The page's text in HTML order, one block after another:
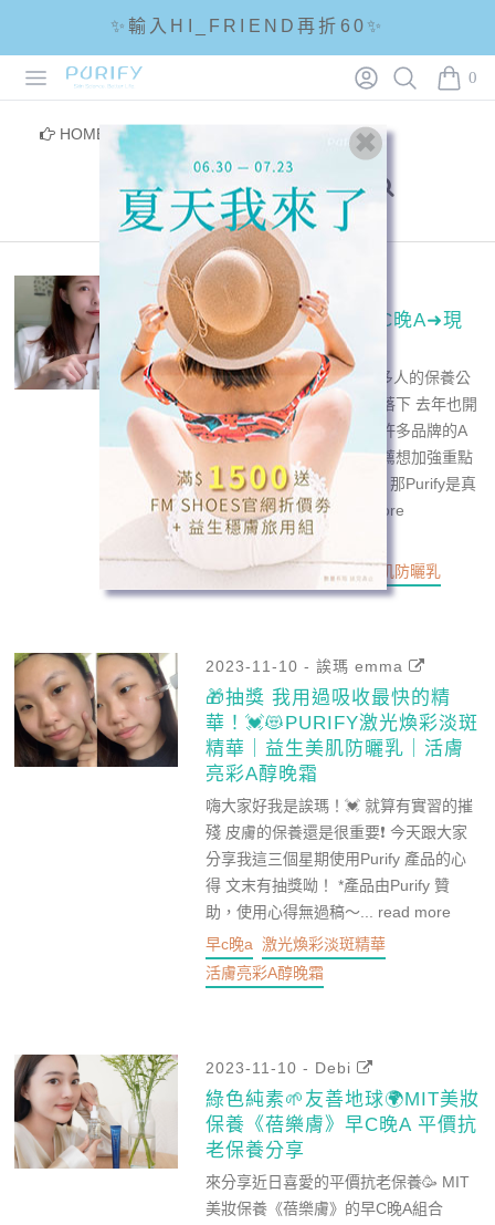
Open menu
PURIFY LoginSearch 0
items
✨輸入HI_FRIEND再折60✨
☘輸入折扣碼 5288滿1288現折88☘
🌟全館滿1200免運🌟
HOME /部落客分享
2023-11-10 - Haru
PURIFY蓓樂膚｜早C晚A➜現
代人必備的保養公式
早C晚A +防曬已經變成很多人的保養公
式了 這股熱潮我當然也沒落下 去年也開
始嘗試各種排列組合 用過許多品牌的A
醇都各有千秋 如果要我推薦想加強重點
保養又適合新手的A醇產品 那Purify是真
的榜上有名的！... read more
激光煥彩淡斑精華
活膚亮彩A醇晚霜
益生美肌防曬乳
2023-11-10 - 誒瑪 emma
🎁抽獎 我用過吸收最快的精
華！💓😻PURIFY激光煥彩淡斑
精華｜益生美肌防曬乳｜活膚
亮彩A醇晚霜
嗨大家好我是誒瑪！💓 就算有實習的摧
殘 皮膚的保養還是很重要❗️ 今天跟大家
分享我這三個星期使用Purify 產品的心
得 文末有抽獎呦！ *產品由Purify 贊
助，使用心得無過稿～... read more
早c晚a 激光煥彩淡斑精華
活膚亮彩A醇晚霜
2023-11-10 - Debi
綠色純素🌱友善地球🌍MIT美妝
保養《蓓樂膚》早C晚A 平價抗
老保養分享
來分享近日喜愛的平價抗老保養🥳 MIT
美妝保養《蓓樂膚》的早C晚A組合